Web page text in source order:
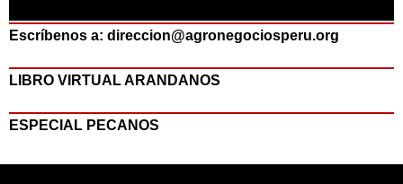
Escríbenos a: direccion@agronegociosperu.org
LIBRO VIRTUAL ARANDANOS
ESPECIAL PECANOS